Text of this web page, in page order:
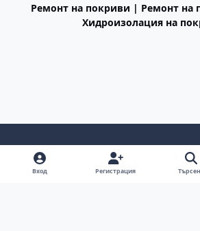
Ремонт на покриви | Ремонт на
Хидроизолация на
Light ModeDark ModeSystem Preference
Вход Регистрация